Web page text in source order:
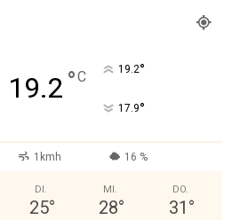
19.2 °C 19.2°
17.9°
1kmh 16 %
DI.
25°
MI.
28°
DO.
31 °